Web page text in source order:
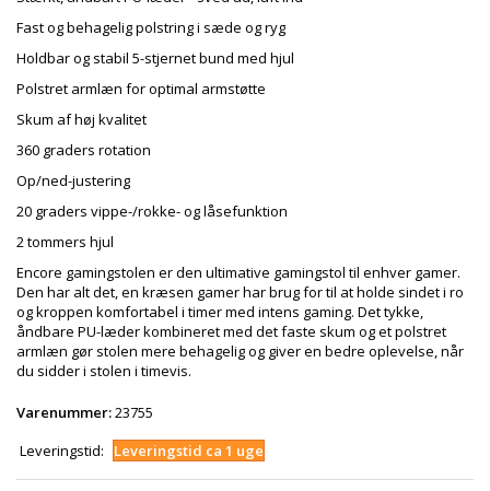
Fast og behagelig polstring i sæde og ryg
Holdbar og stabil 5-stjernet bund med hjul
Polstret armlæn for optimal armstøtte
Skum af høj kvalitet
360 graders rotation
Op/ned-justering
20 graders vippe-/rokke- og låsefunktion
2 tommers hjul
Encore gamingstolen er den ultimative gamingstol til enhver gamer.
Den har alt det, en kræsen gamer har brug for til at holde sindet i ro
og kroppen komfortabel i timer med intens gaming. Det tykke,
åndbare PU-læder kombineret med det faste skum og et polstret
armlæn gør stolen mere behagelig og giver en bedre oplevelse, når
du sidder i stolen i timevis.
Varenummer:23755
Leveringstid:
Leveringstid ca 1 uge